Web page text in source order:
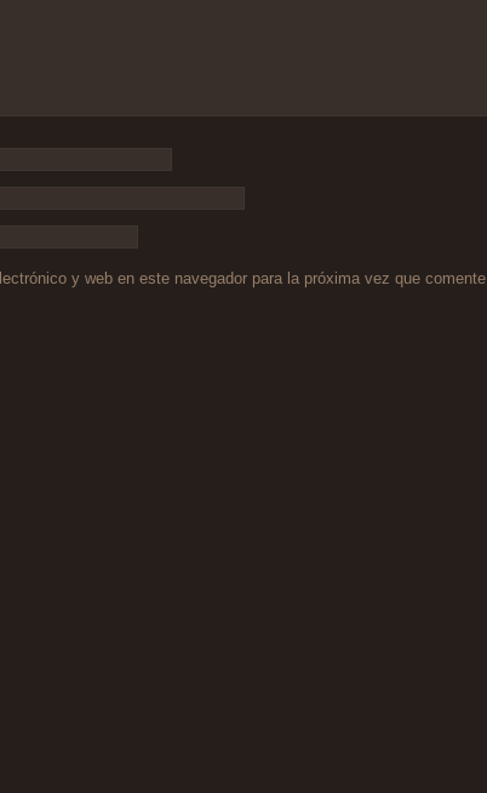
y web en este navegador para la próxima vez que comente.